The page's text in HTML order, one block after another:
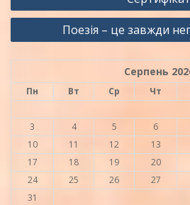
записів
Поезія – це завжди
Серпень
Пн Вт Ср Чт
3
4 5 6
10
11 12 13
17
18 19 20
24
25 26 27
31